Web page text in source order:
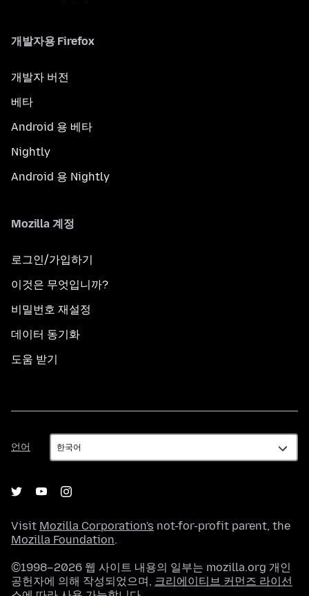
개발자용 Firefox
개발자 버전
베타
Android 용 베타
Nightly
Android 용 Nightly
Mozilla 계정
로그인/가입하기
이것은 무엇입니까?
비밀번호 재설정
데이터 동기화
도움 받기
언어
언
어
Visit Mozilla Corporation's not-for-profit parent, the
Mozilla Foundation.
©1998–2026 웹 사이트 내용의 일부는 mozilla.org 개인
공헌자에 의해 작성되었으며, 크리에이티브 커먼즈 라이선